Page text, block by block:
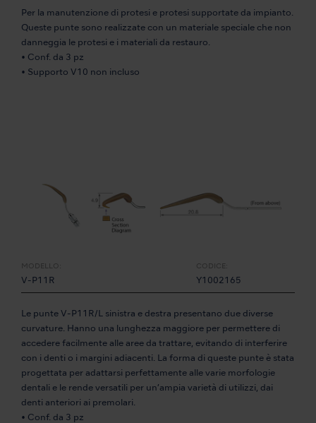
Per la manutenzione di protesi e protesi supportate da impianto.
Queste punte sono realizzate con un materiale speciale che non
danneggia le protesi e i materiali da restauro.
• Conf. da 3 pz
• Supporto V10 non incluso
MODELLO:
V-P11R
CODICE:
Y1002165
Le punte V-P11R/L sinistra e destra presentano due diverse
curvature. Hanno una lunghezza maggiore per permettere di
accedere facilmente alle aree da trattare, evitando di interferire
con i denti o i margini adiacenti. La forma di queste punte è stata
progettata per adattarsi perfettamente alle varie morfologie
dentali e le rende versatili per un’ampia varietà di utilizzi, dai
denti anteriori ai premolari.
• Conf. da 3 pz